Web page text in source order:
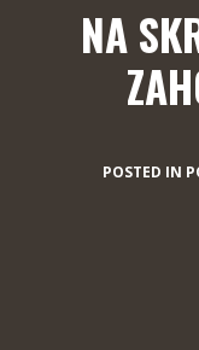
NA
POSTED IN